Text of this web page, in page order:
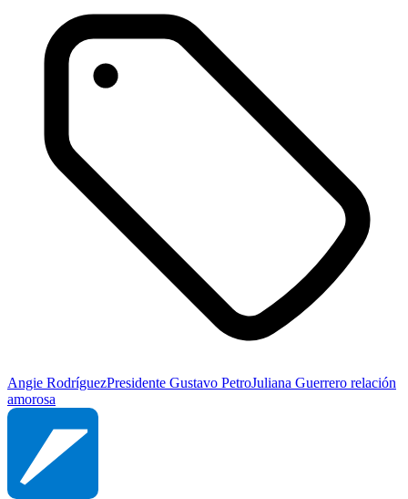
Angie RodríguezPresidente Gustavo PetroJuliana Guerrero relación
amorosa